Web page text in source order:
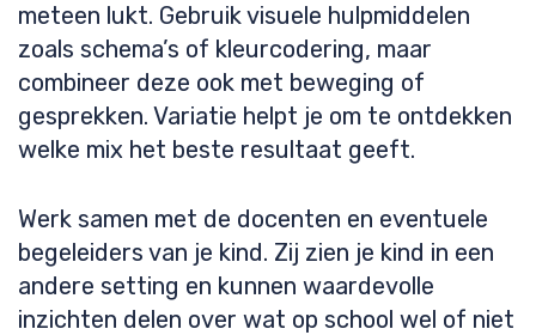
meteen lukt. Gebruik visuele hulpmiddelen
zoals schema’s of kleurcodering, maar
combineer deze ook met beweging of
gesprekken. Variatie helpt je om te ontdekken
welke mix het beste resultaat geeft.
Werk samen met de docenten en eventuele
begeleiders van je kind. Zij zien je kind in een
andere setting en kunnen waardevolle
inzichten delen over wat op school wel of niet